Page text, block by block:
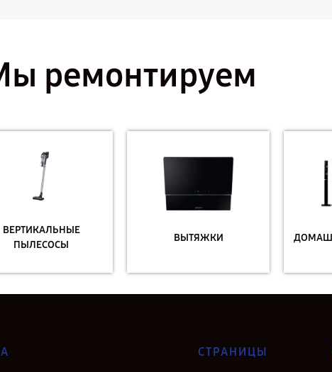
ремонтируем
ВЕРТИКАЛЬНЫЕ
ПЫЛЕСОСЫ
ВЫТЯЖКИ
СТРАНИЦЫ